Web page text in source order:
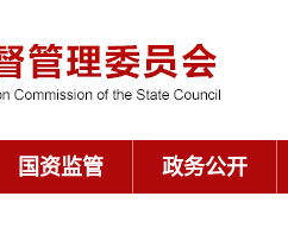
国资监管 政务公开